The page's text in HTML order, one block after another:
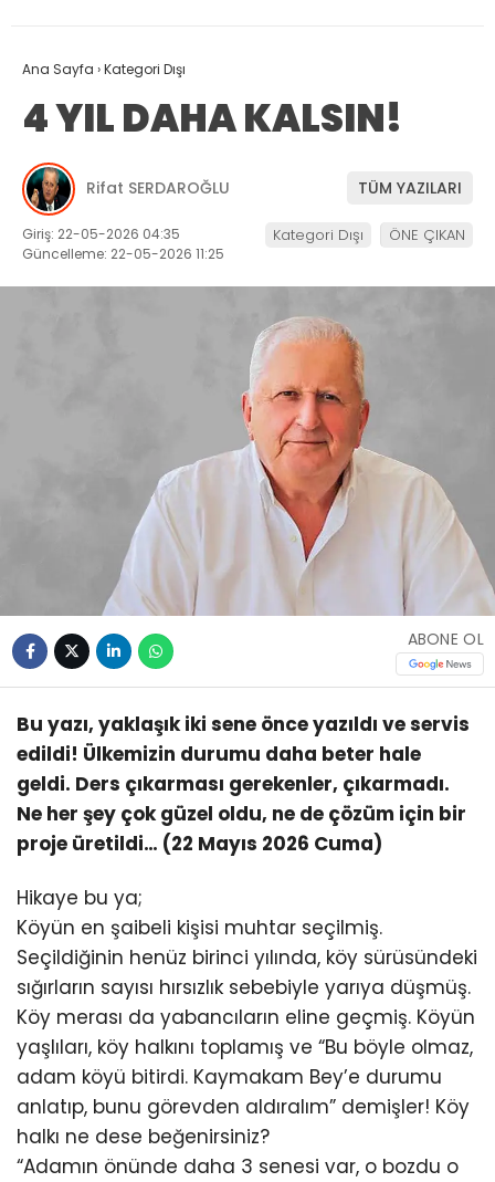
Ana Sayfa ›Kategori Dışı
4 YIL DAHA KALSIN!
Rifat SERDAROĞLU TÜM YAZILARI
Giriş: 22-05-2026 04:35
Güncelleme: 22-05-2026 11:25
Kategori Dışı ÖNE ÇIKAN
ABONE OL
Bu yazı, yaklaşık iki sene önce yazıldı ve servis
edildi! Ülkemizin durumu daha beter hale
geldi. Ders çıkarması gerekenler, çıkarmadı.
Ne her şey çok güzel oldu, ne de çözüm için bir
proje üretildi… (22 Mayıs 2026 Cuma)
Hikaye bu ya;
Köyün en şaibeli kişisi muhtar seçilmiş.
Seçildiğinin henüz birinci yılında, köy sürüsündeki
sığırların sayısı hırsızlık sebebiyle yarıya düşmüş.
Köy merası da yabancıların eline geçmiş. Köyün
yaşlıları, köy halkını toplamış ve “Bu böyle olmaz,
adam köyü bitirdi. Kaymakam Bey’e durumu
anlatıp, bunu görevden aldıralım” demişler! Köy
halkı ne dese beğenirsiniz?
“Adamın önünde daha 3 senesi var, o bozdu o